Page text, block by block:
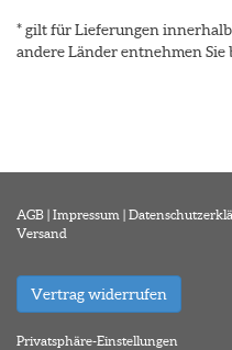
* gilt für Lieferungen
andere Länder entnehmen Sie
AGB | Impressum |
Versand
Vertrag widerrufen
Privatsphäre-Einstellungen